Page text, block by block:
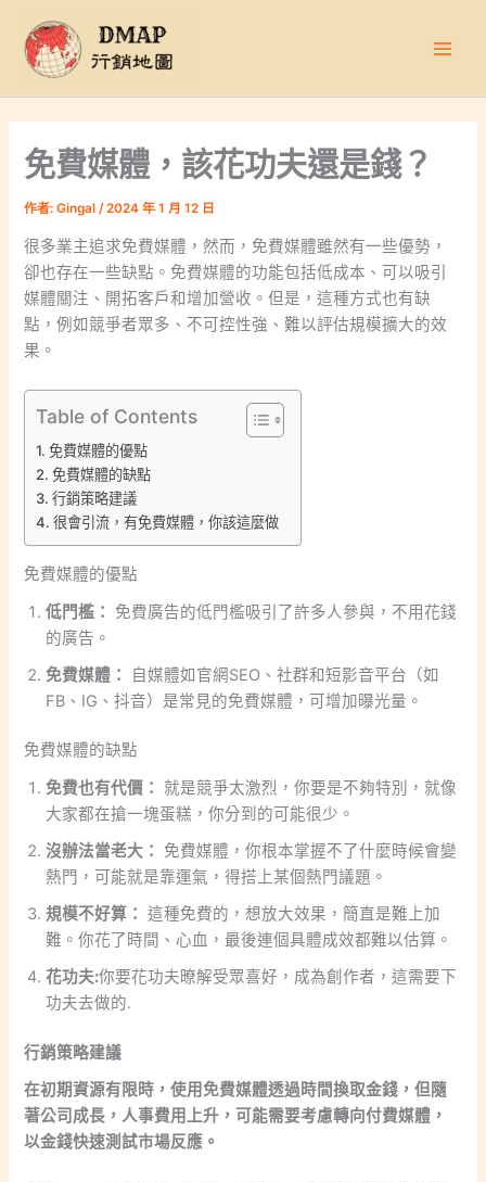
免費媒體，該花功夫還是錢？
作者:Gingal/2024 年 1 月 12 日
很多業主追求免費媒體，然而，免費媒體雖然有一些優勢，
卻也存在一些缺點。免費媒體的功能包括低成本、可以吸引
媒體關注、開拓客戶和增加營收。但是，這種方式也有缺
點，例如競爭者眾多、不可控性強、難以評估規模擴大的效
果。
Table of Contents
免費媒體的優點
免費媒體的缺點
行銷策略建議
很會引流，有免費媒體，你該這麼做
免費媒體的優點
低門檻：
免費廣告的低門檻吸引了許多人參與，不用花錢
的廣告。
免費媒體：
自媒體如官網SEO、社群和短影音平台（如
FB、IG、抖音）是常見的免費媒體，可增加曝光量。
免費媒體的缺點
免費也有代價： 就是競爭太激烈，你要是不夠特別，就像
大家都在搶一塊蛋糕，你分到的可能很少。
沒辦法當老大：
免費媒體，你根本掌握不了什麼時候會變
熱門，可能就是靠運氣，得搭上某個熱門議題。
規模不好算： 這種免費的，想放大效果，簡直是難上加
難。你花了時間、心血，最後連個具體成效都難以估算。
花功夫:你要花功夫暸解受眾喜好，成為創作者，這需要下
功夫去做的.
行銷策略建議
在初期資源有限時，使用免費媒體透過時間換取金錢，但隨
著公司成長，人事費用上升，可能需要考慮轉向付費媒體，
以金錢快速測試市場反應。